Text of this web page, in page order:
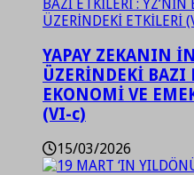
YAPAY ZEKANIN
ÜZERİNDEKİ BAZI
EKONOMİ VE
(VI-c)
15/03/2026